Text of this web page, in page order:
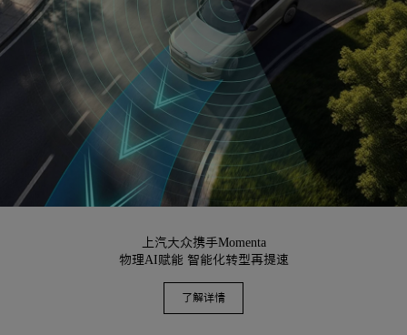
上汽大众携手Momenta
物理AI赋能 智能化转型再提速
了解详情